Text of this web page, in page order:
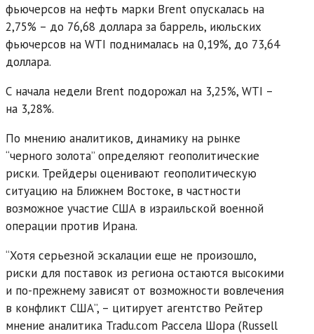
фьючерсов на нефть марки Brent опускалась на
2,75% – до 76,68 доллара за баррель, июльских
фьючерсов на WTI поднималась на 0,19%, до 73,64
доллара.
С начала недели Brent подорожал на 3,25%, WTI –
на 3,28%.
По мнению аналитиков, динамику на рынке
“черного золота” определяют геополитические
риски. Трейдеры оценивают геополитическую
ситуацию на Ближнем Востоке, в частности
возможное участие США в израильской военной
операции против Ирана.
“Хотя серьезной эскалации еще не произошло,
риски для поставок из региона остаются высокими
и по-прежнему зависят от возможности вовлечения
в конфликт США”, – цитирует агентство Рейтер
мнение аналитика Tradu.com Рассела Шора (Russell